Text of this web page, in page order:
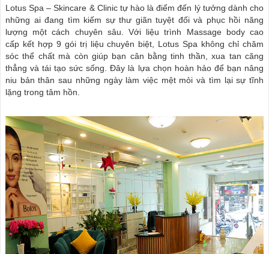
Lotus Spa – Skincare & Clinic tự hào là điểm đến lý tưởng dành cho
những ai đang tìm kiếm sự thư giãn tuyệt đối và phục hồi năng
lượng một cách chuyên sâu. Với liệu trình Massage body cao
cấp kết hợp 9 gói trị liệu chuyên biệt, Lotus Spa không chỉ chăm
sóc thể chất mà còn giúp bạn cân bằng tinh thần, xua tan căng
thẳng và tái tạo sức sống. Đây là lựa chọn hoàn hảo để bạn nâng
niu bản thân sau những ngày làm việc mệt mỏi và tìm lại sự tĩnh
lặng trong tâm hồn.